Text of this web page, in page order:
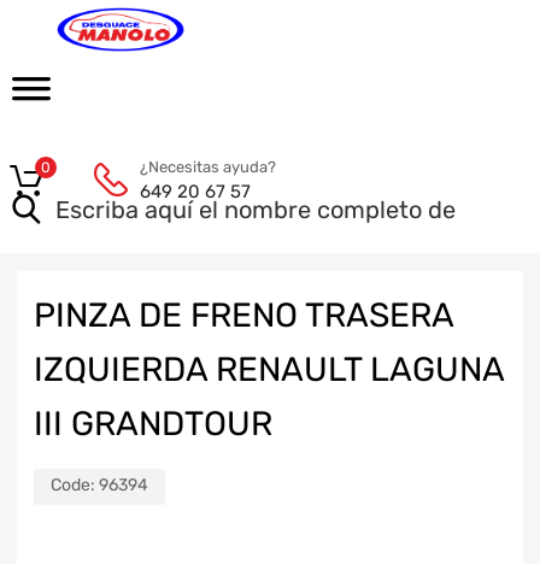
¿Necesitas ayuda?
649 20 67 57
0
PINZA DE FRENO TRASERA
IZQUIERDA RENAULT LAGUNA
III GRANDTOUR
Code: 96394